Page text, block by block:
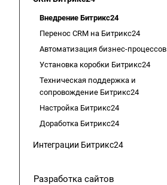
Внедрение Битрикс24
Перенос CRM на Битрикс24
Автоматизация бизнес-процессов
Установка коробки Битрикс24
Техническая поддержка и
сопровождение Битрикс24
Настройка Битрикс24
Доработка Битрикс24
Интеграции Битрикс24
Разработка сайтов